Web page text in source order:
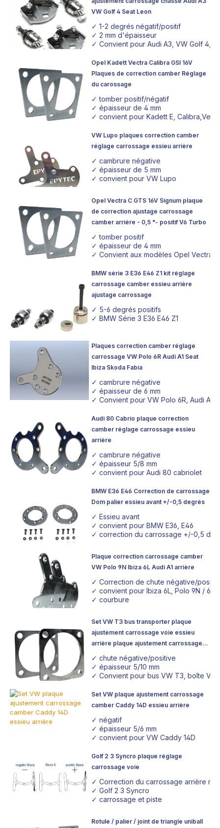
VW Golf 4 Seat Leon
✓ 1-2 degrés négatif/positif
✓ 2 mm d'épaisseur
✓ Convient pour Audi A3, VW Golf 4,
Opel Kadett Vectra Calibra GSI 16V
Plaques de correction camber Réglage
du carossage
✓ tomber positif/négatif
✓ épaisseur de 4 mm
✓ convient pour Kadett E,
VW Lupo plaques correction camber
réglage carrossage essieu arrière
✓ cambrure négative
✓ épaisseur de 5 mm
✓ convient pour VW Lupo
Opel Vectra C GTS 16V Signum plaque
de correction ajustage carrossage
camber arrière - 0,5 °- positif V6 Turbo
✓ tomber positif
✓ épaisseur de 4 mm
✓ Convient aux modèles Opel Vectra
BMW série 3 E36 E46 Z1 kit réglage
carrossage camber essieu arrière
ajustage carrossage
✓ 5-6 degrés positifs
✓ BMW Série 3 E36 E46 Z1
Plaques correction camber réglage
carrossage VW Polo 6R Audi A1 Seat
Ibiza Skoda Fabia
✓ cambrure négative
✓ épaisseur de 6 mm
✓ Convient pour VW Polo 6R, Audi A1,
Audi 80 Cabrio plaque correction
camber réglage carrossage essieu
arrière
✓ cambrure négative
✓ épaisseur 5/8 mm
✓ convient pour Audi 80 cabriolet
BMW E36 E46 Correction de carrossage
Dom palier essieu avant +/-0,5 degrés
✓ Essieu avant
✓ convient pour BMW E36, E46
✓ correction du carrossage +/-0,5
Plaque correction carrossage camber
VW Polo 9N Ibiza 6L Audi A1 arrière
✓ Correction de chute négative/
✓ convient pour Ibiza 6L, Polo 9N / 6R/
✓ courbure
Set VW T3 bus transporter plaque
ajustement carrossage voie essieu
arrière plaque ajustement carrossage
camber
✓ chute négative/positive
✓ épaisseur 5/10 mm
✓ Convient pour bus VW T3, boîte VW
Set VW plaque ajustement carrossage
camber Caddy 14D essieu arrière
✓ négatif
✓ épaisseur 5/6 mm
✓ convient pour VW Caddy 14D
Golf 2 3 Syncro plaque réglage
carrossage voie
✓ Correction du carrossage arrière
✓ Golf 2 3 Syncro
✓ carrossage et piste
Rotule / palier / joint de triangle uniball